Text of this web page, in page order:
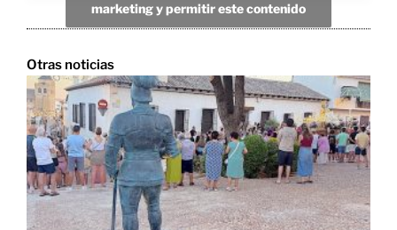
marketing y permitir este contenido
Otras noticias